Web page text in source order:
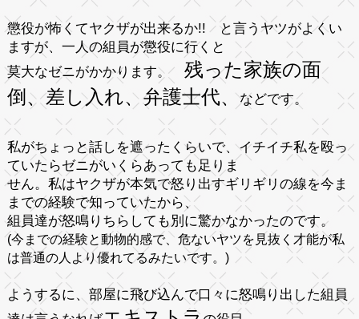
懲役が怖くてヤクザが出来るか!! と言うヤツがよくい
ますが、一人の組員が懲役に行くと
莫大なゼニがかかります。 残った家族の面
倒、差し入れ、弁護士代、などです。
私がちょっと話しを遮った くらいで、イチイチ私を殴っ
ていたらゼニがいくらあっても足りま
せん。私はヤクザが本気で怒り出すギリギリの線を今ま
までの経験で知っていたから、
組員達が怒鳴りちらしても別に驚かなかったのです。
(今までの経験と動物的感で、危ないヤツを見抜く才能が私
は普通の人より優れてるみたいです。)
ようするに、部屋に飛び込んで口々に怒鳴り出した組員